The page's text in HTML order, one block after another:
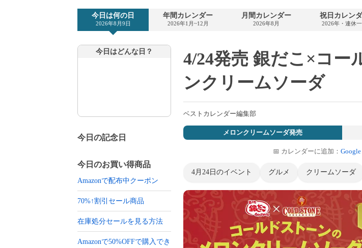
カ
レ
ー
今日は何の日
2026年8月9日
年間カレンダー
2026年1月~12月
月間カレンダー
2026年8月
祝日カレン
2026年・連休
4/24発売 銀だこ×コー
ンクリームソーダ
ベストカレンダー編集部
メロンクリームソーダ発売
📅 カレンダーに追加： Google
4月24日のイベント グルメ クリームソーダ
今日はどんな日？
今日の記念日
今日のお買い得商品
Amazonで配布中クーポン
70%↑割引セール商品
在庫処分セールを見る方法
Amazonで50%OFFで購入でき